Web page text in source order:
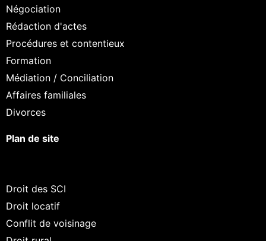
Négociation
Rédaction d'actes
Procédures et contentieux
Formation
Médiation / Conciliation
Affaires familiales
Divorces
Plan de site
Droit des SCI
Droit locatif
Conflit de voisinage
les Cookies !
On a attendu d'être sûrs que le contenu de
ce site vous intéresse avant de vous
déranger, mais on aimerait bien vous accompagner pendant votre